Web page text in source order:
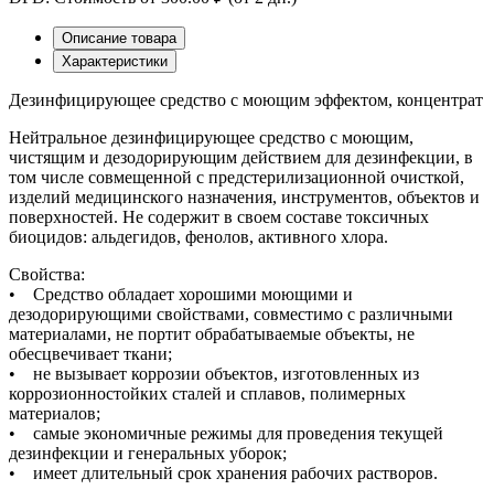
Описание товара
Характеристики
Дезинфицирующее средство с моющим эффектом, концентрат
Нейтральное дезинфицирующее средство с моющим,
чистящим и дезодорирующим действием для дезинфекции, в
том числе совмещенной с предстерилизационной очисткой,
изделий медицинского назначения, инструментов, объектов и
поверхностей. Не содержит в своем составе токсичных
биоцидов: альдегидов, фенолов, активного хлора.
Свойства:
• Средство обладает хорошими моющими и
дезодорирующими свойствами, совместимо с различными
материалами, не портит обрабатываемые объекты, не
обесцвечивает ткани;
• не вызывает коррозии объектов, изготовленных из
коррозионностойких сталей и сплавов, полимерных
материалов;
• самые экономичные режимы для проведения текущей
дезинфекции и генеральных уборок;
• имеет длительный срок хранения рабочих растворов.